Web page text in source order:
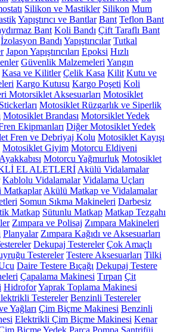
Silikon ve Mastikler Silikon Mum
Yapıştırıcı ve Bantlar Bant Teflon Bant
Bant Koli Bandı Çift Taraflı Bant
İzolasyon Bandı Yapıştırıcılar Tutkal
Japon Yapıştırıcıları Epoksi Hızlı
Güvenlik Malzemeleri Yangın
Kasa ve Kilitler Çelik Kasa Kilit Kutu ve
Kargo Kutusu Kargo Poşeti Koli
Motorsiklet Aksesuarları Motosiklet
Motosiklet Rüzgarlık ve Siperlik
Motosiklet Brandası Motorsiklet Yedek
Ekipmanları Diğer Motosiklet Yedek
Fren ve Debriyaj Kolu Motosiklet Kayışı
Motosiklet Giyim Motorcu Eldiveni
Motorcu Yağmurluk Motosiklet
EL ALETLERİ Akülü Vidalamalar
Kablolu Vidalamalar Vidalama Uçları
Matkaplar Akülü Matkap ve Vidalamalar
Somun Sıkma Makineleri Darbesiz
Matkap Sütunlu Matkap Matkap Tezgahı
Zımpara ve Polisaj Zımpara Makineleri
Planyalar Zımpara Kağıdı ve Aksesuarları
Dekupaj Testereler Çok Amaçlı
Testereler Testere Aksesuarları Tilki
Daire Testere Bıçağı Dekupaj Testere
Çapalama Makinesi Tırpan Çit
HidroforYaprak Toplama Makinesi
Testereler Benzinli Testereler
Yağları Çim Biçme Makinesi Benzinli
Elektrikli Çim Biçme Makinesi Kenar
Biçme Yedek Parça Pompa Santrifüj